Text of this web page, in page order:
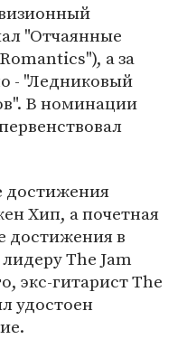
"Отчаянные
а за
- "Ледниковый
В номинации
достижения
Хип, а почетная
достижения в
The Jam
экс-гитарист The
удостоен